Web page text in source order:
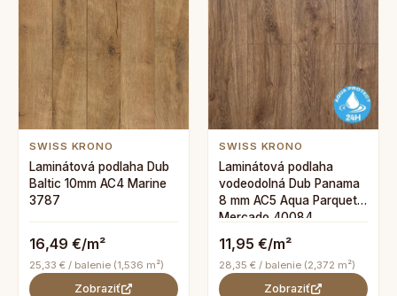
SWISS KRONO
Laminátová podlaha Dub
Baltic 10mm AC4 Marine
3787
16,49 €/m²
25,33 € / balenie (1,536 m²)
Zobraziť
SWISS KRONO
Laminátová podlaha
vodeodolná Dub Panama
8 mm AC5 Aqua Parquet
Mercado 40084
11,95 €/m²
28,35 € / balenie (2,372 m²)
Zobraziť